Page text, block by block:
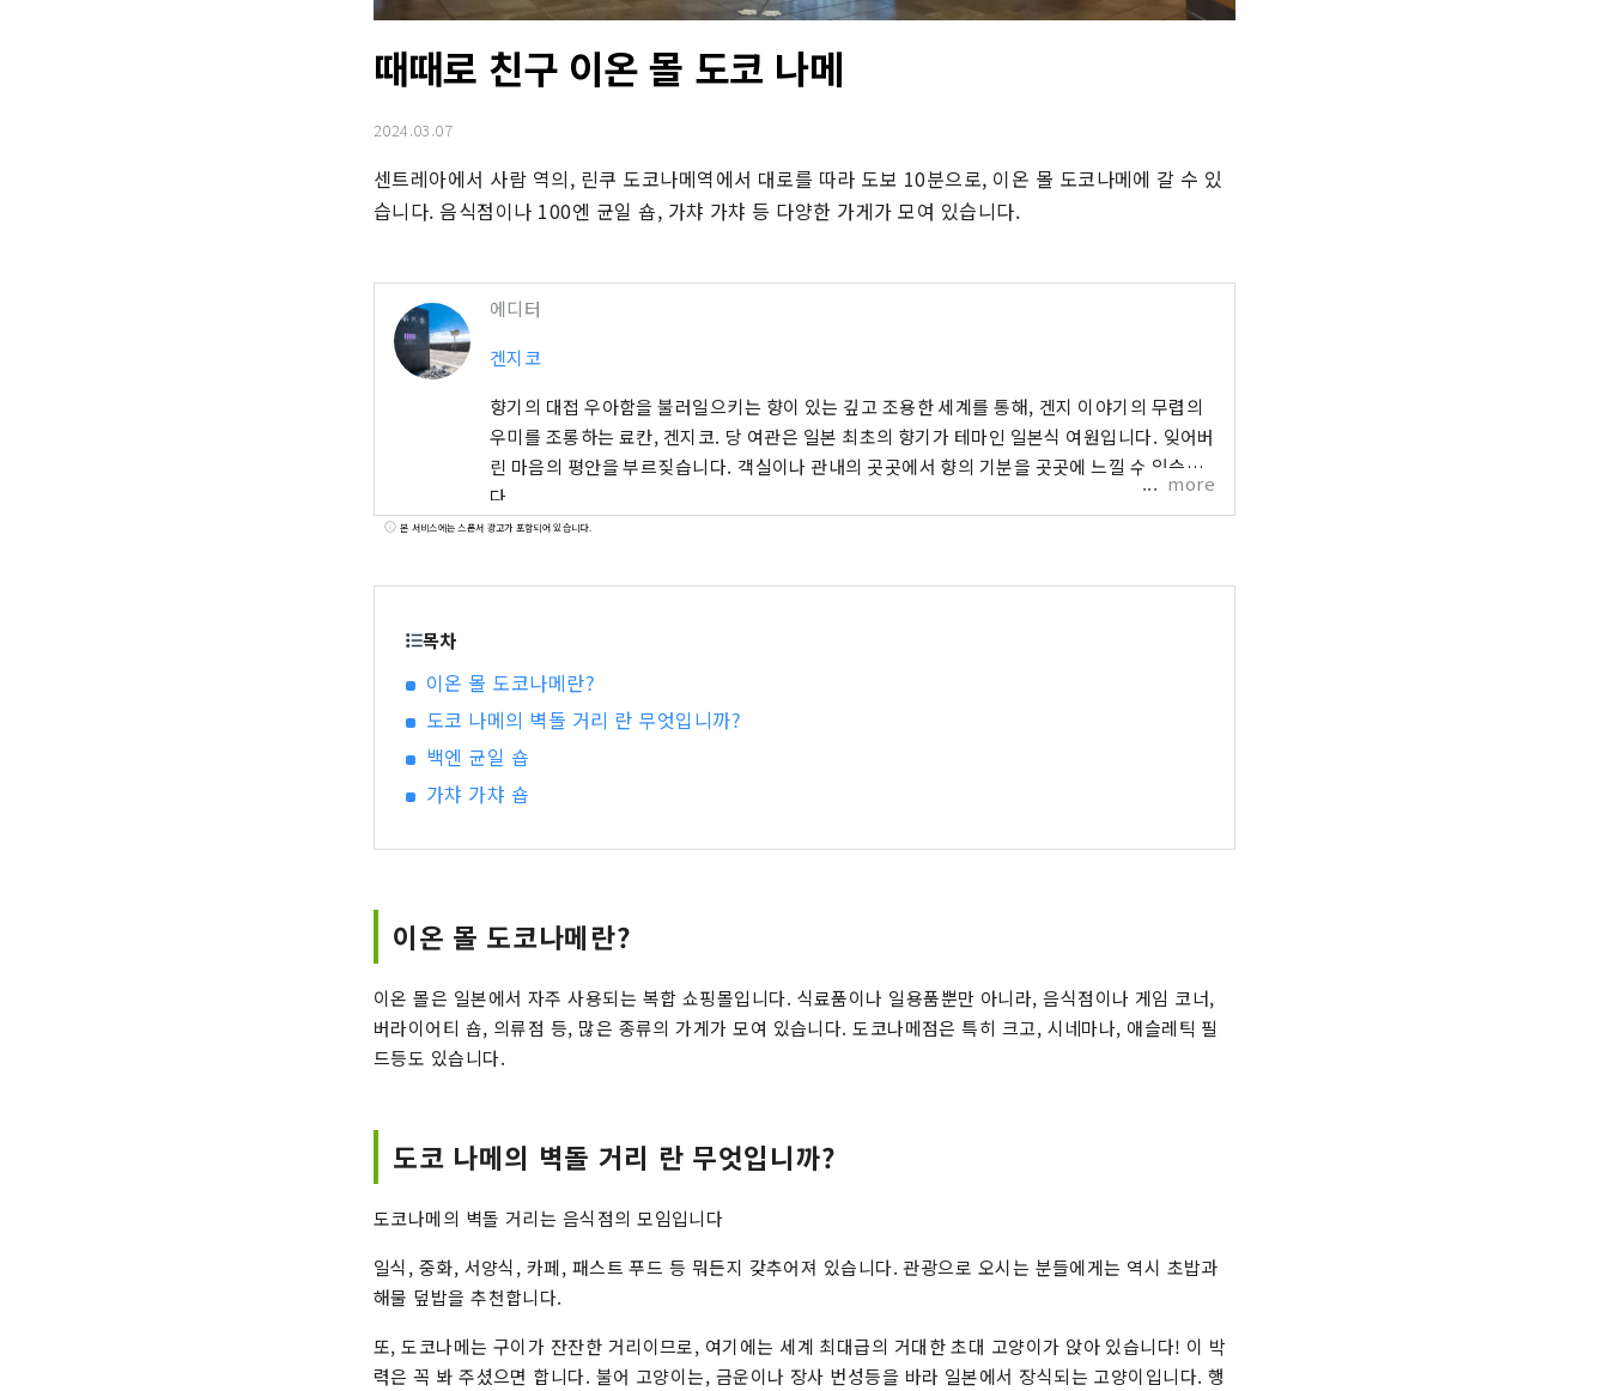
때때로 친구 이온 몰 도코 나메
2024.03.07
센트레아에서 사람 역의, 린쿠 도코나메역에서 대로를 따라 도보 10분으로, 이온 몰 도코나메에 갈 수 있
습니다. 음식점이나 100엔 균일 숍, 가챠 가챠 등 다양한 가게가 모여 있습니다.
에디터
겐지코
향기의 대접 우아함을 불러일으키는 향이 있는 깊고 조용한 세계를 통해, 겐지 이야기의 무렵의
우미를 조롱하는 료칸, 겐지코. 당 여관은 일본 최초의 향기가 테마인 일본식 여원입니다. 잊어버
린 마음의 평안을 부르짖습니다. 객실이나 관내의 곳곳에서 향의 기분을 곳곳에 느낄 수 있습니
다.
more
본 서비스에는 스폰서 광고가 포함되어 있습니다.
목차
이온 몰 도코나메란?
도코 나메의 벽돌 거리 란 무엇입니까?
백엔 균일 숍
가챠 가챠 숍
이온 몰 도코나메란?
이온 몰은 일본에서 자주 사용되는 복합 쇼핑몰입니다. 식료품이나 일용품뿐만 아니라, 음식점이나 게임 코너,
버라이어티 숍, 의류점 등, 많은 종류의 가게가 모여 있습니다. 도코나메점은 특히 크고, 시네마나, 애슬레틱 필
드등도 있습니다.
도코 나메의 벽돌 거리 란 무엇입니까?
도코나메의 벽돌 거리는 음식점의 모임입니다
일식, 중화, 서양식, 카페, 패스트 푸드 등 뭐든지 갖추어져 있습니다. 관광으로 오시는 분들에게는 역시 초밥과
해물 덮밥을 추천합니다.
또, 도코나메는 구이가 잔잔한 거리이므로, 여기에는 세계 최대급의 거대한 초대 고양이가 앉아 있습니다! 이 박
력은 꼭 봐 주셨으면 합니다. 불어 고양이는, 금운이나 장사 번성등을 바라 일본에서 장식되는 고양이입니다. 행